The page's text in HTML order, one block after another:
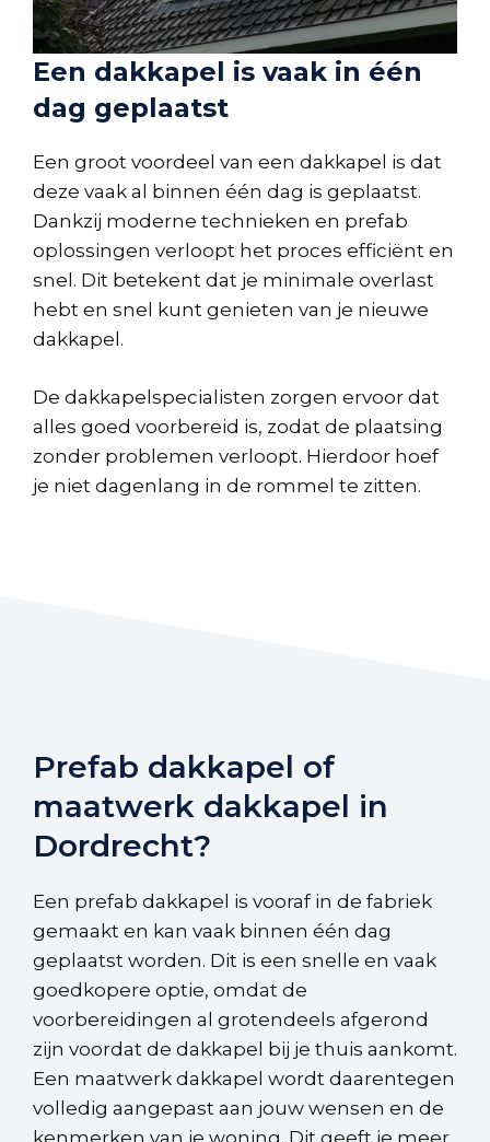
Een dakkapel is vaak in één
dag geplaatst
Een groot voordeel van een dakkapel is dat
deze vaak al binnen één dag is geplaatst.
Dankzij moderne technieken en prefab
oplossingen verloopt het proces efficiënt en
snel. Dit betekent dat je minimale overlast
hebt en snel kunt genieten van je nieuwe
dakkapel.
De dakkapelspecialisten zorgen ervoor dat
alles goed voorbereid is, zodat de plaatsing
zonder problemen verloopt. Hierdoor hoef
je niet dagenlang in de rommel te zitten.
Prefab dakkapel of
maatwerk dakkapel in
Dordrecht?
Een prefab dakkapel is vooraf in de fabriek
gemaakt en kan vaak binnen één dag
geplaatst worden. Dit is een snelle en vaak
goedkopere optie, omdat de
voorbereidingen al grotendeels afgerond
zijn voordat de dakkapel bij je thuis aankomt.
Een maatwerk dakkapel wordt daarentegen
volledig aangepast aan jouw wensen en de